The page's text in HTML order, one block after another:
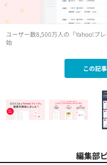
ユーザー数8,500万人の「Yahoo!プ
始
この記
編集部